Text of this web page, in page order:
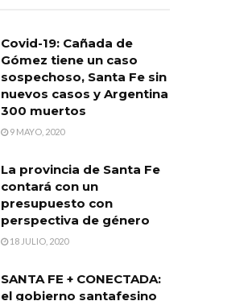
Covid-19: Cañada de
Gómez tiene un caso
sospechoso, Santa Fe sin
nuevos casos y Argentina
300 muertos
9 MAYO, 2020
La provincia de Santa Fe
contará con un
presupuesto con
perspectiva de género
18 JULIO, 2020
SANTA FE + CONECTADA:
el gobierno santafesino